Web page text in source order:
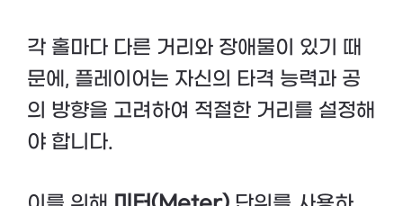
각 홀마다 다른 거리와 장애물이 있기 때
문에, 플레이어는 자신의 타격 능력과 공
의 방향을 고려하여 적절한 거리를 설정해
야 합니다.